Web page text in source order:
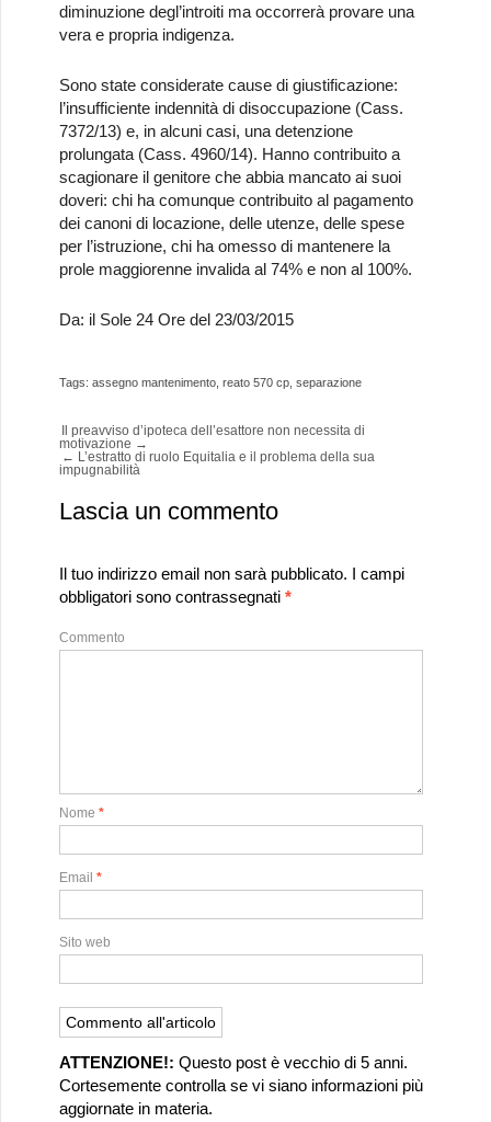
diminuzione degl’introiti ma occorrerà provare una
vera e propria indigenza.
Sono state considerate cause di giustificazione:
l’insufficiente indennità di disoccupazione (Cass.
7372/13) e, in alcuni casi, una detenzione
prolungata (Cass. 4960/14). Hanno contribuito a
scagionare il genitore che abbia mancato ai suoi
doveri: chi ha comunque contribuito al pagamento
dei canoni di locazione, delle utenze, delle spese
per l’istruzione, chi ha omesso di mantenere la
prole maggiorenne invalida al 74% e non al 100%.
Da: il Sole 24 Ore del 23/03/2015
Tags: assegno mantenimento, reato 570 cp, separazione
Il preavviso d’ipoteca dell’esattore non necessita di
motivazione →
← L’estratto di ruolo Equitalia e il problema della sua
impugnabilità
Lascia un commento
Il tuo indirizzo email non sarà pubblicato. I campi
obbligatori sono contrassegnati *
Commento
Nome *
Email *
Sito web
ATTENZIONE!: Questo post è vecchio di 5 anni.
Cortesemente controlla se vi siano informazioni più
aggiornate in materia.